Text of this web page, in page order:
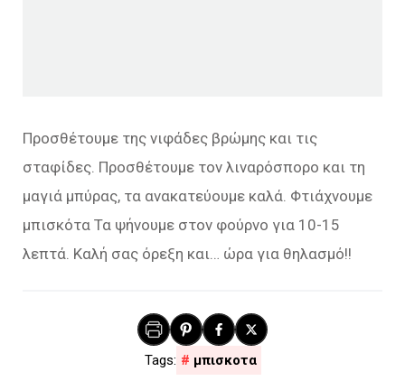
Προσθέτουμε της νιφάδες βρώμης και τις
σταφίδες. Προσθέτουμε τον λιναρόσπορο και τη
μαγιά μπύρας, τα ανακατεύουμε καλά. Φτιάχνουμε
μπισκότα Τα ψήνουμε στον φούρνο για 10-15
λεπτά. Καλή σας όρεξη και… ώρα για θηλασμό!!
μπισκοτα